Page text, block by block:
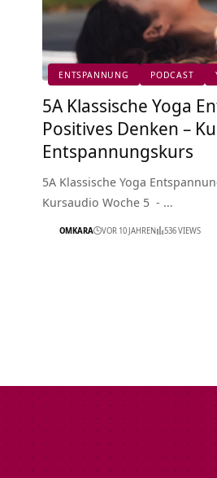
ENTSPANNUNG PODCAST
5A Klassische Yoga
Positives Denken –
Entspannungskurs
5A Klassische Yoga
Kursaudio Woche 5 - …
OMKARA VOR 10 JAHREN 536 VIEWS